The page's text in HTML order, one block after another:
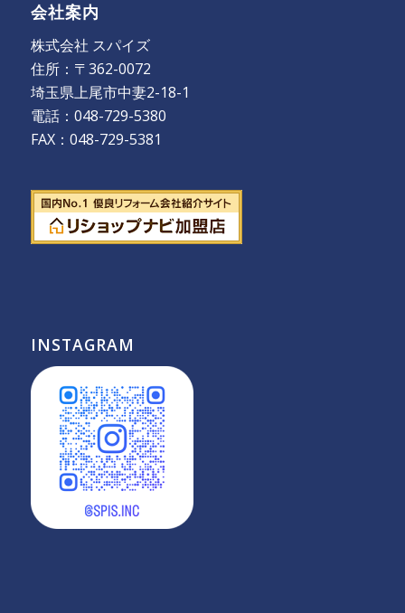
会社案内
株式会社 スパイズ
住所：〒362-0072
埼玉県上尾市中妻2-18-1
電話：048-729-5380
FAX：048-729-5381
INSTAGRAM